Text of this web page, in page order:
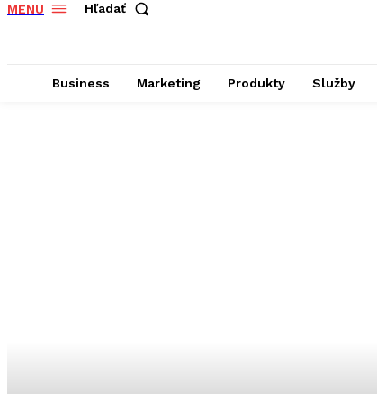
MENU Hľadať
Business Marketing Produkty Služby